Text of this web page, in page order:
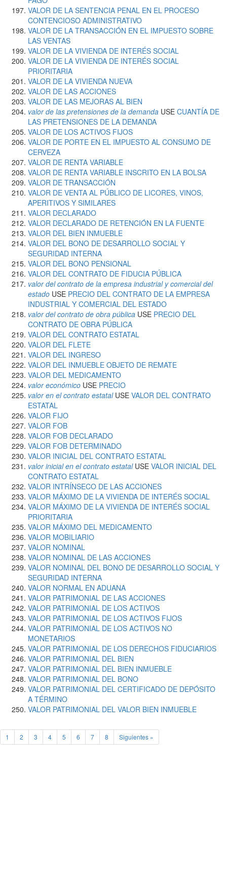
VALOR DE LA SENTENCIA PENAL EN EL PROCESO
CONTENCIOSO ADMINISTRATIVO
VALOR DE LA TRANSACCIÓN EN EL IMPUESTO SOBRE
LAS VENTAS
VALOR DE LA VIVIENDA DE INTERÉS SOCIAL
VALOR DE LA VIVIENDA DE INTERÉS SOCIAL
PRIORITARIA
VALOR DE LA VIVIENDA NUEVA
VALOR DE LAS ACCIONES
VALOR DE LAS MEJORAS AL BIEN
valor de las pretensiones de la demanda USE CUANTÍA DE
LAS PRETENSIONES DE LA DEMANDA
VALOR DE LOS ACTIVOS FIJOS
VALOR DE PORTE EN EL IMPUESTO AL CONSUMO DE
CERVEZA
VALOR DE RENTA VARIABLE
VALOR DE RENTA VARIABLE INSCRITO EN LA BOLSA
VALOR DE TRANSACCIÓN
VALOR DE VENTA AL PÚBLICO DE LICORES, VINOS,
APERITIVOS Y SIMILARES
VALOR DECLARADO
VALOR DECLARADO DE RETENCIÓN EN LA FUENTE
VALOR DEL BIEN INMUEBLE
VALOR DEL BONO DE DESARROLLO SOCIAL Y
SEGURIDAD INTERNA
VALOR DEL BONO PENSIONAL
VALOR DEL CONTRATO DE FIDUCIA PÚBLICA
valor del contrato de la empresa industrial y comercial del
estado USE PRECIO DEL CONTRATO DE LA EMPRESA
INDUSTRIAL Y COMERCIAL DEL ESTADO
valor del contrato de obra pública USE PRECIO DEL
CONTRATO DE OBRA PÚBLICA
VALOR DEL CONTRATO ESTATAL
VALOR DEL FLETE
VALOR DEL INGRESO
VALOR DEL INMUEBLE OBJETO DE REMATE
VALOR DEL MEDICAMENTO
valor económico USE PRECIO
valor en el contrato estatalUSE VALOR DEL CONTRATO
ESTATAL
VALOR FIJO
VALOR FOB
VALOR FOB DECLARADO
VALOR FOB DETERMINADO
VALOR INICIAL DEL CONTRATO ESTATAL
valor inicial en el contrato estatalUSE VALOR INICIAL DEL
CONTRATO ESTATAL
VALOR INTRÍNSECO DE LAS ACCIONES
VALOR MÁXIMO DE LA VIVIENDA DE INTERÉS SOCIAL
VALOR MÁXIMO DE LA VIVIENDA DE INTERÉS SOCIAL
PRIORITARIA
VALOR MÁXIMO DEL MEDICAMENTO
VALOR MOBILIARIO
VALOR NOMINAL
VALOR NOMINAL DE LAS ACCIONES
VALOR NOMINAL DEL BONO DE DESARROLLO SOCIAL Y
SEGURIDAD INTERNA
VALOR NORMAL EN ADUANA
VALOR PATRIMONIAL DE LAS ACCIONES
VALOR PATRIMONIAL DE LOS ACTIVOS
VALOR PATRIMONIAL DE LOS ACTIVOS FIJOS
VALOR PATRIMONIAL DE LOS ACTIVOS NO
MONETARIOS
VALOR PATRIMONIAL DE LOS DERECHOS FIDUCIARIOS
VALOR PATRIMONIAL DEL BIEN
VALOR PATRIMONIAL DEL BIEN INMUEBLE
VALOR PATRIMONIAL DEL BONO
VALOR PATRIMONIAL DEL CERTIFICADO DE DEPÓSITO
A TÉRMINO
VALOR PATRIMONIAL DEL VALOR BIEN INMUEBLE
1 2 3 4 5 6 7 8 Siguientes »